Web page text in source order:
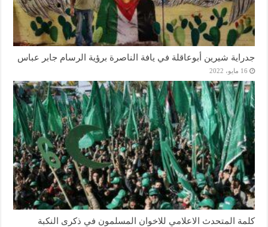
جدراية شيرين أبوعاقلة في يافة الناصرة برؤية الرسام جابر عباس
16 مايو، 2022
كلمة المتحدث الاعلامي للاخوان المسلمون في ذكرى النكبة